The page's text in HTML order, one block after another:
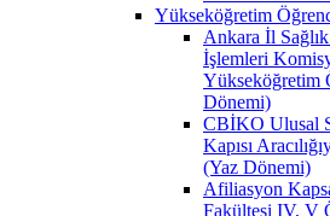
Yükseköğretim
Ankara İl
İşlemleri
Yükseköğretim
Dönemi)
CBİKO Ulusal
Kapısı
(Yaz Dönemi)
Afiliasyon
Fakültesi IV, V